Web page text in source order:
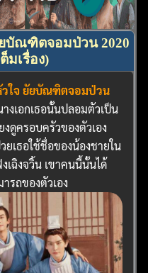
บัณฑิตจอมป่วน 2020
มเรื่อง)
ใจ ยัยบัณฑิตจอมป่วน
างเอกเธอนั้นปลอมตัวเป็น
งดูครอบครัวของตัวเอง
ยเธอใช้ชื่อของน้องชายใน
เฉิงจวิ้น เขาคนนี้นั้นได้
รถของตัวเอง